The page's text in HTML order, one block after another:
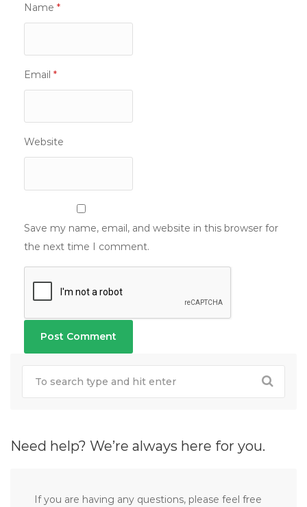
Name *
Email *
Website
Save my name, email, and website in this browser for
the next time I comment.
Need help? We’re always here for you.
If you are having any questions, please feel free